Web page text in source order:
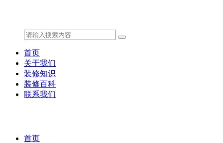
首页
关于我们
装修知识
装修百科
联系我们
首页